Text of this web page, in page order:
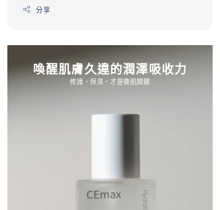
分享
喚醒肌膚久違的潤澤吸收力
修護、保濕，才是養肌關鍵